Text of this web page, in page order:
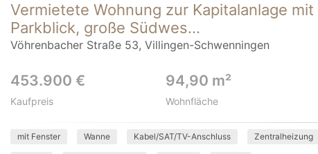
Vermietete Wohnung zur Kapitalanlage
Parkblick, große Südwes...
Vöhrenbacher Straße 53, Villingen-Schwenningen
453.900 €
Kaufpreis
94,90 m²
Wohnfläche
mit Fenster Wanne Kabel/SAT/TV-Anschluss Zentralheizung